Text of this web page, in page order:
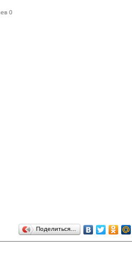
0
Поделиться…